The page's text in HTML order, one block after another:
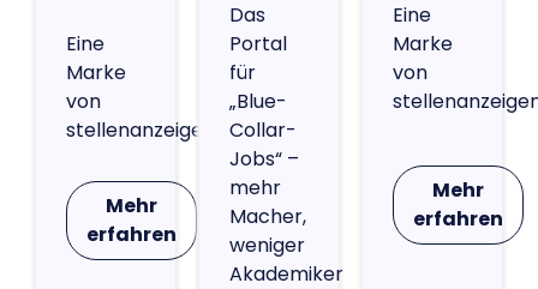
Eine
Marke
von
stellenanzeigen.de
Mehr
erfahren
Das
Portal
für
„Blue-
Collar-
Jobs“ –
mehr
Macher,
weniger
Akademiker
Eine
Marke
von
Mehr
erfahren